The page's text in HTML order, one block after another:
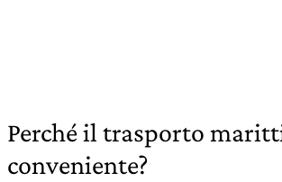
Perché il trasporto
conveniente?